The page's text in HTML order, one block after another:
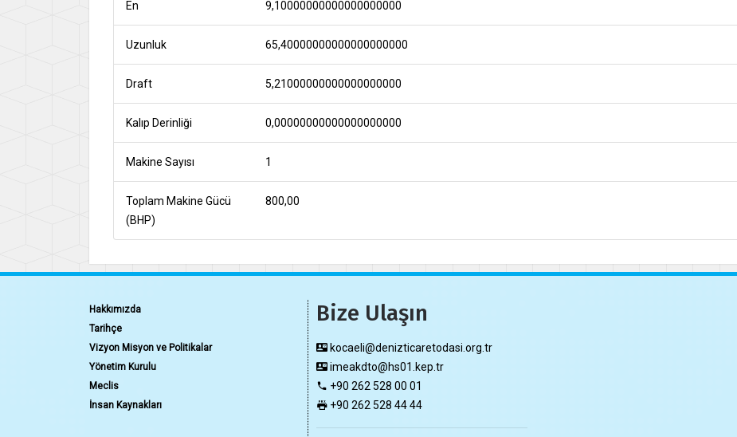
En 9,10000000000000000000
Uzunluk 65,40000000000000000000
Draft 5,21000000000000000000
Kalıp Derinliği 0,00000000000000000000
Makine Sayısı 1
Toplam Makine Gücü
(BHP)
800,00
Hakkımızda
Tarihçe
Vizyon Misyon ve Politikalar
Yönetim Kurulu
Meclis
İnsan Kaynakları
Bize Ulaşın
kocaeli@denizticaretodasi.org.tr
imeakdto@hs01.kep.tr
+90 262 528 00 01
+90 262 528 44 44